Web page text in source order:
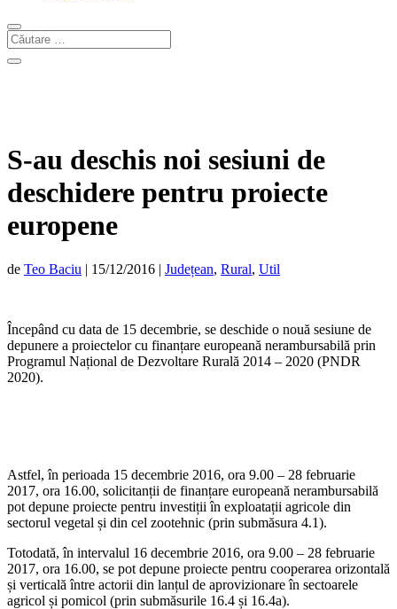
S-au deschis noi sesiuni de
deschidere pentru proiecte
europene
de Teo Baciu | 15/12/2016 | Județean, Rural, Util
Începând cu data de 15 decembrie, se deschide o nouă sesiune de
depunere a proiectelor cu finanțare europeană nerambursabilă prin
Programul Național de Dezvoltare Rurală 2014 – 2020 (PNDR
2020).
Astfel, în perioada 15 decembrie 2016, ora 9.00 – 28 februarie
2017, ora 16.00, solicitanții de finanțare europeană nerambursabilă
pot depune proiecte pentru investiții în exploatații agricole din
sectorul vegetal și din cel zootehnic (prin submăsura 4.1).
Totodată, în intervalul 16 decembrie 2016, ora 9.00 – 28 februarie
2017, ora 16.00, se pot depune proiecte pentru cooperarea orizontală
și verticală între actorii din lanțul de aprovizionare în sectoarele
agricol și pomicol (prin submăsurile 16.4 și 16.4a).